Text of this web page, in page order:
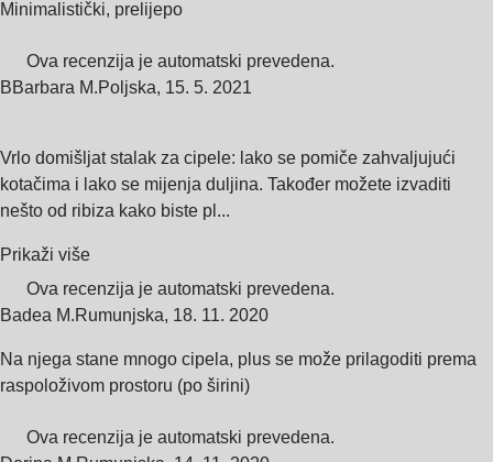
Minimalistički, prelijepo
Ova recenzija je automatski prevedena.
BBarbara M.Poljska, 15. 5. 2021
Vrlo domišljat stalak za cipele: lako se pomiče zahvaljujući
kotačima i lako se mijenja duljina. Također možete izvaditi
nešto od ribiza kako biste pl...
Prikaži više
Ova recenzija je automatski prevedena.
Badea M.Rumunjska, 18. 11. 2020
Na njega stane mnogo cipela, plus se može prilagoditi prema
raspoloživom prostoru (po širini)
Ova recenzija je automatski prevedena.